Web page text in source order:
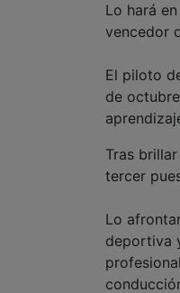
Lo hará
vencedor
El piloto
de
Tras
tercer
Lo
deportiva